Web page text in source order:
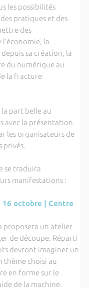
les possibilités
pratiques et des
des
la
sa création, la
du numérique au
la fracture
part belle au
avec la présentation
les organisateurs de
privés.
se traduira
manifestations :
16 octobre | Centre
proposera un atelier
de découpe. Réparti
devront imaginer un
thème choisi au
en forme sur le
de la machine.